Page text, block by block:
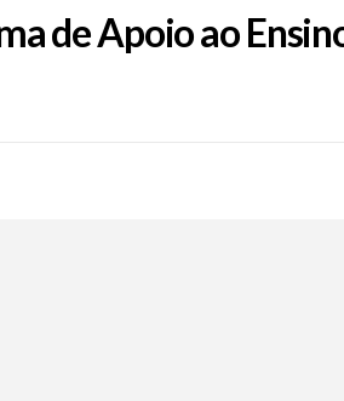
de Apoio ao